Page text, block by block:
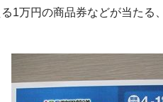
1万円の商品券などが当たる